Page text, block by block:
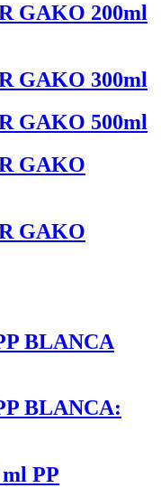
GAKO 200ml
GAKO 300ml
GAKO 500ml
GAKO
GAKO
BLANCA
BLANCA:
PP